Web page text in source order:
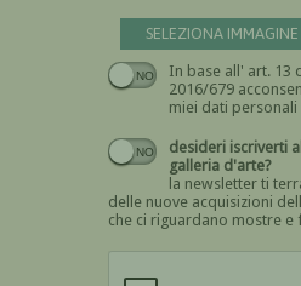
SELEZIONA
In base all' art. 13
2016/679 acconsento al
miei dati personali
desideri iscriverti alla
galleria d'arte?
la newsletter ti
delle nuove acquisizioni
che ci riguardano mostre e